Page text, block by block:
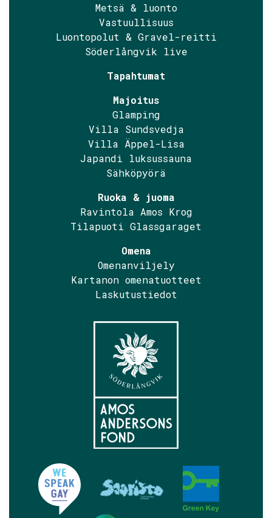
Metsä & luonto
Vastuullisuus
Luontopolut & Gravel-reitti
Söderlångvik live
Tapahtumat
Majoitus
Glamping
Villa Sundsvedja
Villa Äppel-Lisa
Japandi luksussauna
Sähköpyörä
Ruoka & juoma
Ravintola Amos Krog
Tilapuoti Glassgaraget
Omena
Omenanviljely
Kartanon omenatuotteet
Laskutustiedot